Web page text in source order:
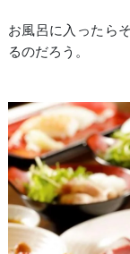
お風呂に入ったら
るのだろう。